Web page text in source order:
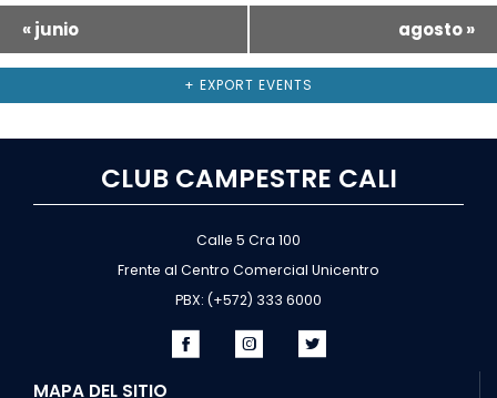
Navegación
en
Calendario
«junio agosto»
+ EXPORT EVENTS
CLUB CAMPESTRE CALI
Calle 5 Cra 100
Frente al Centro Comercial Unicentro
PBX: (+572) 333 6000
MAPA DEL SITIO